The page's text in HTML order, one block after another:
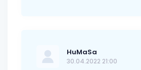
HuMaSa
30.04.2022 21:00